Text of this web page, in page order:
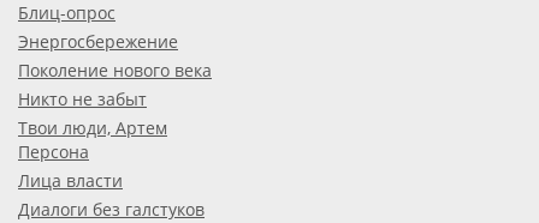
Блиц-опрос
Энергосбережение
Поколение нового века
Никто не забыт
Твои люди, Артем
Персона
Лица власти
Диалоги без галстуков